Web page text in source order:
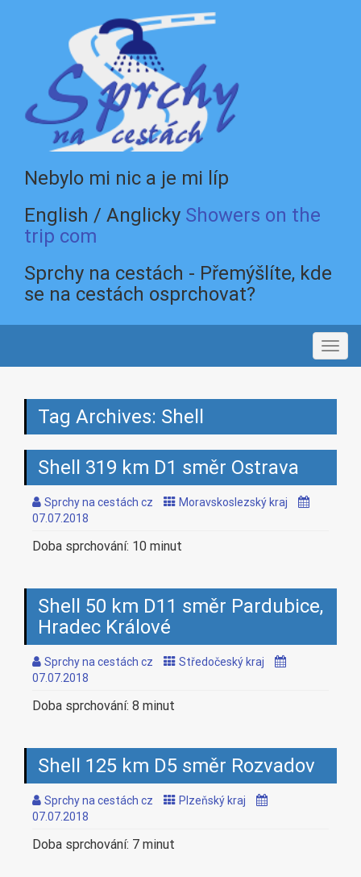
Nebylo mi nic a je mi líp
English / Anglicky Showers on the
trip com
Sprchy na cestách - Přemýšlíte, kde
se na cestách osprchovat?
Tag Archives: Shell
Shell 319 km D1 směr Ostrava
Sprchy na cestách cz
Moravskoslezský kraj
07.07.2018
Doba sprchování: 10 minut
Shell 50 km D11 směr Pardubice,
Hradec Králové
Sprchy na cestách cz
Středočeský kraj
07.07.2018
Doba sprchování: 8 minut
Shell 125 km D5 směr Rozvadov
Sprchy na cestách cz
Plzeňský kraj
07.07.2018
Doba sprchování: 7 minut